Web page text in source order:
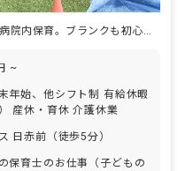
あなたの個性が花開く、病院内保育。ブランクも初心者も安心の第一歩
~
年始、他シフト制 有給休暇
産休・育休 介護休業
日赤前（徒歩5分）
保育士のお仕事（子どもの